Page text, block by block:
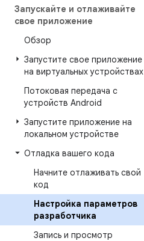
Запускайте и отлаживайте
свое приложение
Обзор
Запустите свое приложение
на виртуальных устройствах
Потоковая передача с
устройств Android
Запустите приложение на
локальном устройстве
Отладка вашего кода
Начните отлаживать свой
код
Настройка параметров
разработчика
Запись и просмотр